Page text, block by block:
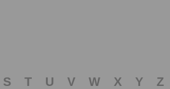
S T U V W X Y
Z